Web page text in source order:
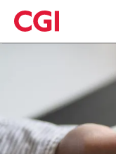
Skip
to
main